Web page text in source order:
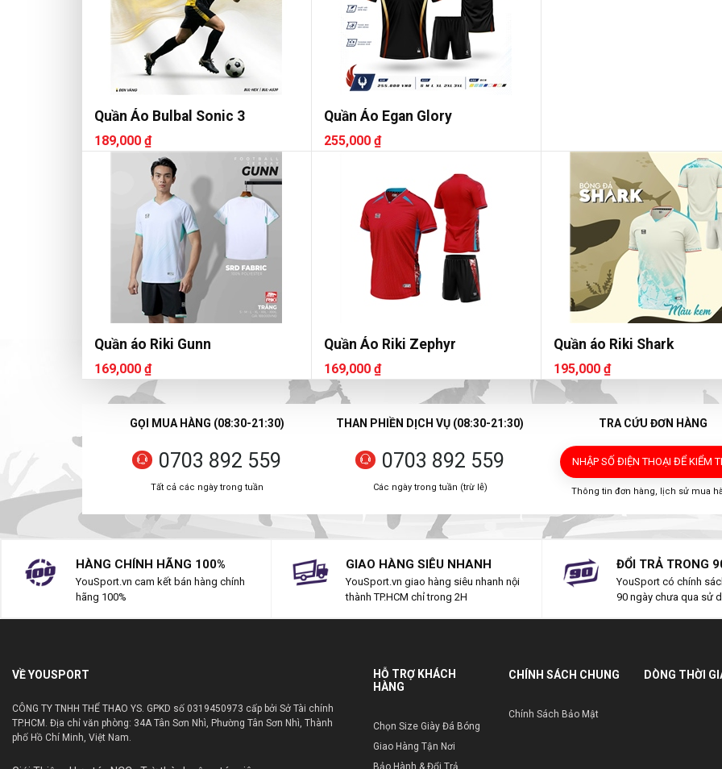
Quần Áo Bulbal Sonic 3
189,000 ₫
Quần Áo Egan Glory
255,000 ₫
Quần áo Riki Gunn
169,000 ₫
Quần Áo Riki Zephyr
169,000 ₫
Quần áo Riki Shark
195,000 ₫
GỌI MUA HÀNG (08:30-21:30)
0703 892 559
Tất cả các ngày trong tuần
THAN PHIỀN DỊCH VỤ (08:30-21:30)
0703 892 559
Các ngày trong tuần (trừ lễ)
TRA CỨU ĐƠN HÀNG
NHẬP SỐ ĐIỆN THOẠI ĐỂ KIỂM
Thông tin đơn hàng, lịch sử mua
HÀNG CHÍNH HÃNG 100%
YouSport.vn cam kết bán hàng chính
hãng 100%
GIAO HÀNG SIÊU NHANH
YouSport.vn giao hàng siêu nhanh nội
thành TP.HCM chỉ trong 2H
ĐỔI TRẢ TRONG
YouSport có chính
90 ngày chưa qua sử
VỀ YOUSPORT
CÔNG TY TNHH THỂ THAO YS. GPKD số 0319450973 cấp bởi Sở Tài chính
TP.HCM. Địa chỉ văn phòng: 34A Tân Sơn Nhì, Phường Tân Sơn Nhì, Thành
phố Hồ Chí Minh, Việt Nam.
HỖ TRỢ KHÁCH
HÀNG
Chọn Size Giày Đá Bóng
Giao Hàng Tận Nơi
Bảo Hành & Đổi Trả
CHÍNH SÁCH CHUNG
Chính Sách Bảo Mật
DÒNG THỜI